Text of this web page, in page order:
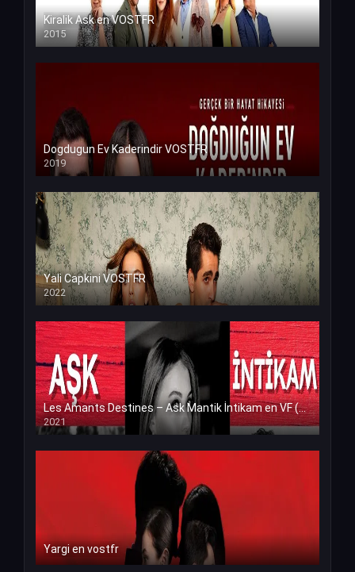
Kiralik Ask en VOSTFR
2015
Dogdugun Ev Kaderindir VOSTFR
2019
Yali Capkini VOSTFR
2022
Les Amants Destines – Ask Mantik İntikam en VF (Voix Francaise)
2021
Yargi en vostfr